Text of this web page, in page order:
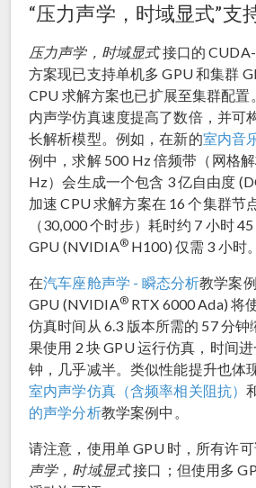
“压力声学，时域显式”支
压力声学，时域显式接口的
方案现已支持单机多 GPU 和集群
CPU 求解方案也已扩展至集群配置
内声学仿真速度提高了数倍，并可
长解析模型。例如，在新的室内音
例中，求解 500 Hz 倍频带（网格
Hz）会生成一个包含 3 亿自由度
加速 CPU 求解方案在 16 个集群节
（30,000 个时步）耗时约 7 小时
GPU (NVIDIA®H100) 仅需 3 小时。
在汽车座舱声学 - 瞬态分析教学案
GPU (NVIDIA®RTX 6000 Ada) 将
仿真时间从 6.3 版本所需的 57 分钟
果使用 2 块 GPU 运行仿真，时间
钟，几乎减半。类似性能提升也体
室内声学仿真（含频率相关阻抗）
的声学分析教学案例中。
请注意，使用单 GPU 时，所有许
声学，时域显式接口；但使用多